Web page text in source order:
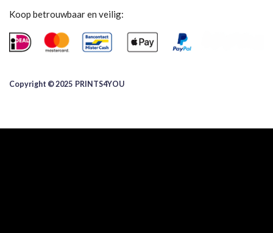
Koop betrouwbaar en veilig:
Copyright © 2025 ​PRINTS4YOU